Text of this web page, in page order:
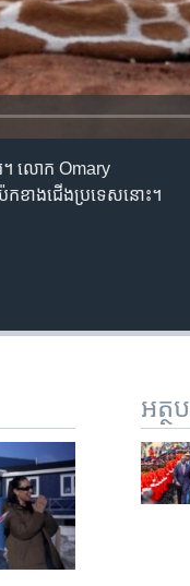
។ លោក Omary
ក​ខាង​ជើង​ប្រទេស​នោះ។
អត្ថ